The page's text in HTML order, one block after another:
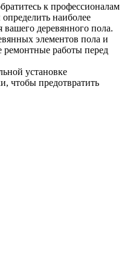
к профессионалам
наиболее
деревянного пола.
элементов пола и
работы перед
установке
чтобы предотвратить